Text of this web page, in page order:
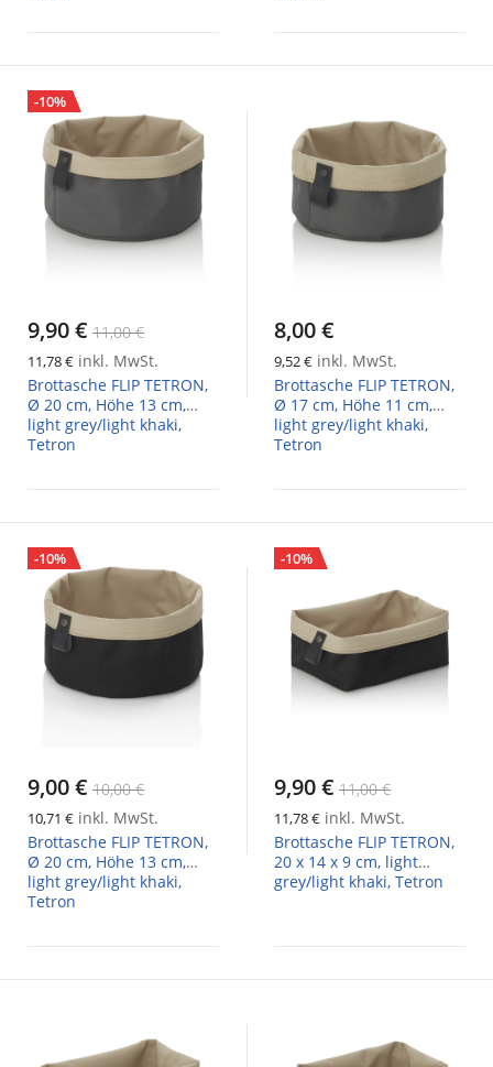
-10%
9,90 € 11,00 €
11,78 € inkl. MwSt.
Brottasche FLIP TETRON,
Ø 20 cm, Höhe 13 cm,
light grey/light khaki,
Tetron
8,00 €
9,52 € inkl. MwSt.
Brottasche FLIP TETRON,
Ø 17 cm, Höhe 11 cm,
light grey/light khaki,
Tetron
-10%
9,00 € 10,00 €
10,71 € inkl. MwSt.
Brottasche FLIP TETRON,
Ø 20 cm, Höhe 13 cm,
light grey/light khaki,
Tetron
-10%
9,90 € 11,00 €
11,78 € inkl. MwSt.
Brottasche FLIP TETRON,
20 x 14 x 9 cm, light
grey/light khaki, Tetron